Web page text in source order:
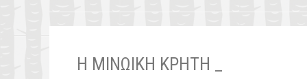
Η ΜΙΝΩΙΚΗ ΚΡΗΤΗ _